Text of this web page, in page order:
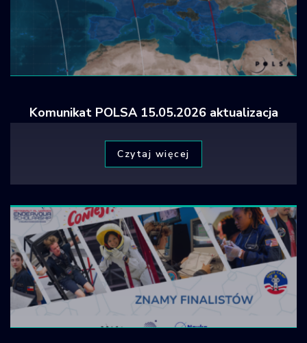
Komunikat POLSA 15.05.2026 aktualizacja
Czytaj więcej